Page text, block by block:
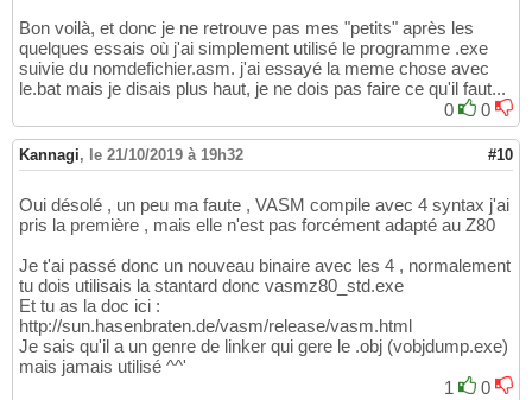
Bon voilà, et donc je ne retrouve pas mes "petits" après les
quelques essais où j'ai simplement utilisé le programme .exe
suivie du nomdefichier.asm. j'ai essayé la meme chose avec
le.bat mais je disais plus haut, je ne dois pas faire ce qu'il faut...
0
0
Kannagi, le 21/10/2019 à 19h32 #10
Oui désolé , un peu ma faute , VASM compile avec 4 syntax j'ai
pris la première , mais elle n'est pas forcément adapté au Z80
Je t'ai passé donc un nouveau binaire avec les 4 , normalement
tu dois utilisais la stantard donc vasmz80_std.exe
Et tu as la doc ici :
http://sun.hasenbraten.de/vasm/release/vasm.html
Je sais qu'il a un genre de linker qui gere le .obj (vobjdump.exe)
mais jamais utilisé ^^'
1
0